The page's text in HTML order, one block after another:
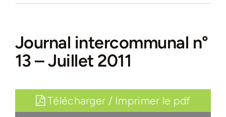
Journal intercommunal n°
13 – Juillet 2011
Télécharger / Imprimer le pdf